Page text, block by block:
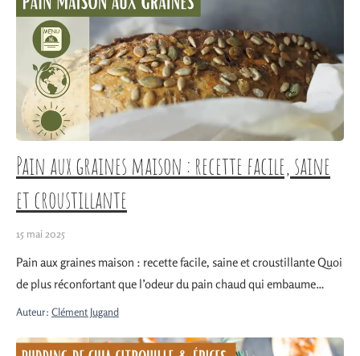
Pain aux graines maison : recette facile, saine
et croustillante
15 mai 2025
Pain aux graines maison : recette facile, saine et croustillante Quoi
de plus réconfortant que l’odeur du pain chaud qui embaume…
Auteur: Clément Jugand